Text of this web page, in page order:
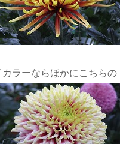
ラーならほかにこちらの